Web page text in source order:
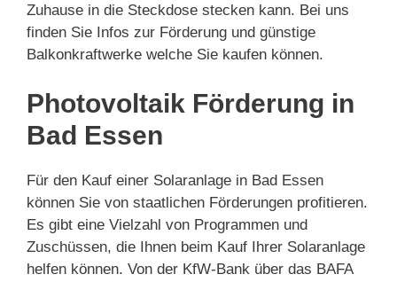
Zuhause in die Steckdose stecken kann. Bei uns
finden Sie Infos zur Förderung und günstige
Balkonkraftwerke welche Sie kaufen können.
Photovoltaik Förderung in
Bad Essen
Für den Kauf einer Solaranlage in Bad Essen
können Sie von staatlichen Förderungen profitieren.
Es gibt eine Vielzahl von Programmen und
Zuschüssen, die Ihnen beim Kauf Ihrer Solaranlage
helfen können. Von der KfW-Bank über das BAFA